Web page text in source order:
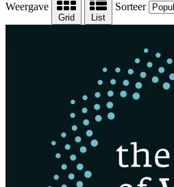
Weergave
Grid List
Sorteer